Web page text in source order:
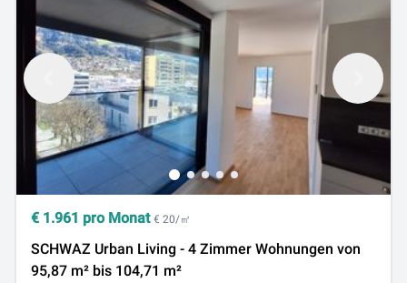
€ 1.961 pro Monat € 20/㎡
SCHWAZ Urban Living - 4 Zimmer Wohnungen von
95,87 m² bis 104,71 m²